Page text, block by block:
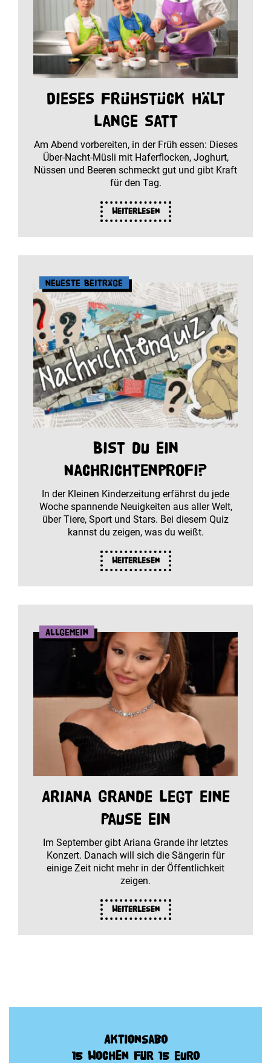
Dieses Frühstück hält
lange satt
Am Abend vorbereiten, in der Früh essen: Dieses
Über-Nacht-Müsli mit Haferflocken, Joghurt,
Nüssen und Beeren schmeckt gut und gibt Kraft
für den Tag.
Weiterlesen
Neueste Beiträge
Bist du ein
Nachrichtenprofi?
In der Kleinen Kinderzeitung erfährst du jede
Woche spannende Neuigkeiten aus aller Welt,
über Tiere, Sport und Stars. Bei diesem Quiz
kannst du zeigen, was du weißt.
Weiterlesen
Allgemein
Ariana Grande legt eine
Pause ein
Im September gibt Ariana Grande ihr letztes
Konzert. Danach will sich die Sängerin für
einige Zeit nicht mehr in der Öffentlichkeit
zeigen.
Weiterlesen
Aktionsabo
15 Wochen für 15 Euro